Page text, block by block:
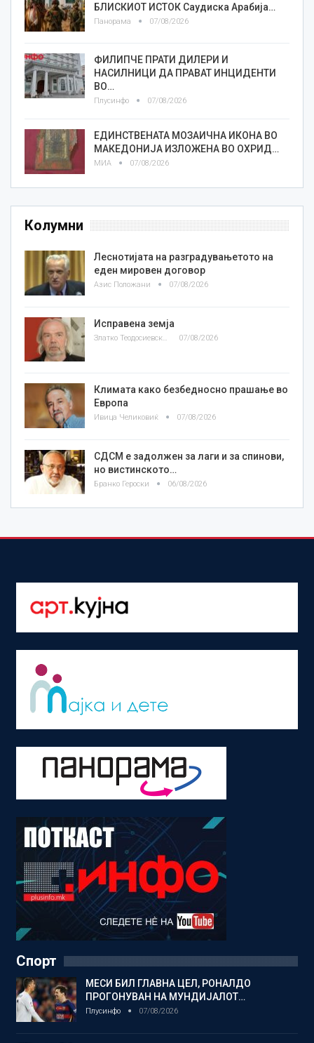
БЛИСКИОТ ИСТОК Саудиска Арабија…
Панорама 07/08/2026
ФИЛИПЧЕ ПРАТИ ДИЛЕРИ И
НАСИЛНИЦИ ДА ПРАВАТ ИНЦИДЕНТИ
ВО…
Плусинфо 07/08/2026
ЕДИНСТВЕНАТА МОЗАИЧНА ИКОНА ВО
МАКЕДОНИЈА ИЗЛОЖЕНА ВО ОХРИД…
МИА 07/08/2026
Колумни
Леснотијата на разградувањетото на
еден мировен договор
Азис Положани 07/08/2026
Исправена земја
Златко Теодосиевски 07/08/2026
Климата како безбедносно прашање во
Европа
Ивица Челиковиќ 07/08/2026
СДСМ е задолжен за лаги и за спинови,
но вистинското…
Бранко Героски 06/08/2026
Спорт
МЕСИ БИЛ ГЛАВНА ЦЕЛ, РОНАЛДО
ПРОГОНУВАН НА МУНДИЈАЛОТ…
Плусинфо 07/08/2026